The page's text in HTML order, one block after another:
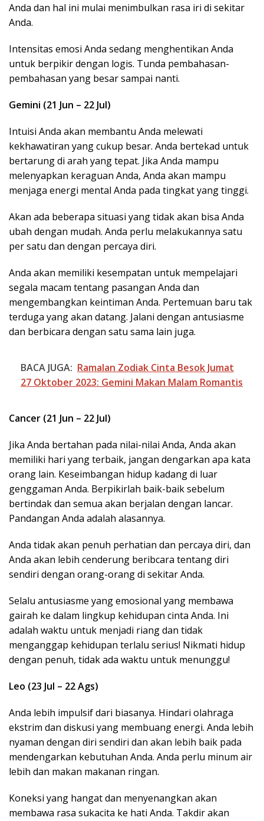
Anda dan hal ini mulai menimbulkan rasa iri di sekitar
Anda.
Intensitas emosi Anda sedang menghentikan Anda
untuk berpikir dengan logis. Tunda pembahasan-
pembahasan yang besar sampai nanti.
Gemini (21 Jun – 22 Jul)
Intuisi Anda akan membantu Anda melewati
kekhawatiran yang cukup besar. Anda bertekad untuk
bertarung di arah yang tepat. Jika Anda mampu
melenyapkan keraguan Anda, Anda akan mampu
menjaga energi mental Anda pada tingkat yang tinggi.
Akan ada beberapa situasi yang tidak akan bisa Anda
ubah dengan mudah. Anda perlu melakukannya satu
per satu dan dengan percaya diri.
Anda akan memiliki kesempatan untuk mempelajari
segala macam tentang pasangan Anda dan
mengembangkan keintiman Anda. Pertemuan baru tak
terduga yang akan datang. Jalani dengan antusiasme
dan berbicara dengan satu sama lain juga.
BACA JUGA: Ramalan Zodiak Cinta Besok Jumat
27 Oktober 2023: Gemini Makan Malam Romantis
Cancer (21 Jun – 22 Jul)
Jika Anda bertahan pada nilai-nilai Anda, Anda akan
memiliki hari yang terbaik, jangan dengarkan apa kata
orang lain. Keseimbangan hidup kadang di luar
genggaman Anda. Berpikirlah baik-baik sebelum
bertindak dan semua akan berjalan dengan lancar.
Pandangan Anda adalah alasannya.
Anda tidak akan penuh perhatian dan percaya diri, dan
Anda akan lebih cenderung beribcara tentang diri
sendiri dengan orang-orang di sekitar Anda.
Selalu antusiasme yang emosional yang membawa
gairah ke dalam lingkup kehidupan cinta Anda. Ini
adalah waktu untuk menjadi riang dan tidak
menganggap kehidupan terlalu serius! Nikmati hidup
dengan penuh, tidak ada waktu untuk menunggu!
Leo (23 Jul – 22 Ags)
Anda lebih impulsif dari biasanya. Hindari olahraga
ekstrim dan diskusi yang membuang energi. Anda lebih
nyaman dengan diri sendiri dan akan lebih baik pada
mendengarkan kebutuhan Anda. Anda perlu minum air
lebih dan makan makanan ringan.
Koneksi yang hangat dan menyenangkan akan
membawa rasa sukacita ke hati Anda. Takdir akan